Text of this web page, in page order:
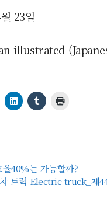
23일
illustrated
40%는 가능할까?
트럭 Electric truck_제